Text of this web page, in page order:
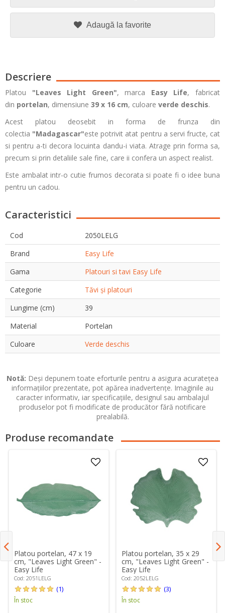
Adaugă la favorite
Descriere
Platou "Leaves Light Green", marca Easy Life, fabricat
din portelan, dimensiune 39 x 16 cm, culoare verde deschis.
Acest platou deosebit in forma de frunza din
colectia "Madagascar"este potrivit atat pentru a servi fructe, cat
si pentru a-ti decora locuinta dandu-i viata. Atrage prin forma sa,
precum si prin detaliile sale fine, care ii confera un aspect realist.
Este ambalat intr-o cutie frumos decorata si poate fi o idee buna
pentru un cadou.
Caracteristici
Cod
2050LELG
Brand
Easy Life
Gama
Platouri si tavi Easy Life
Categorie
Tăvi și platouri
Lungime (cm)
39
Material
Portelan
Culoare
Verde deschis
Notă: Deși depunem toate eforturile pentru a asigura acuratețea
informațiilor prezentate, pot apărea inadvertențe. Imaginile au
caracter informativ, iar specificațiile, designul sau ambalajul
produselor pot fi modificate de producător fără notificare
prealabilă.
Produse recomandate
Platou portelan, 47 x 19
cm, "Leaves Light Green" -
Easy Life
Cod: 2051LELG
(1)
În stoc
Platou portelan, 35 x 29
cm, "Leaves Light Green" -
Easy Life
Cod: 2052LELG
(3)
În stoc